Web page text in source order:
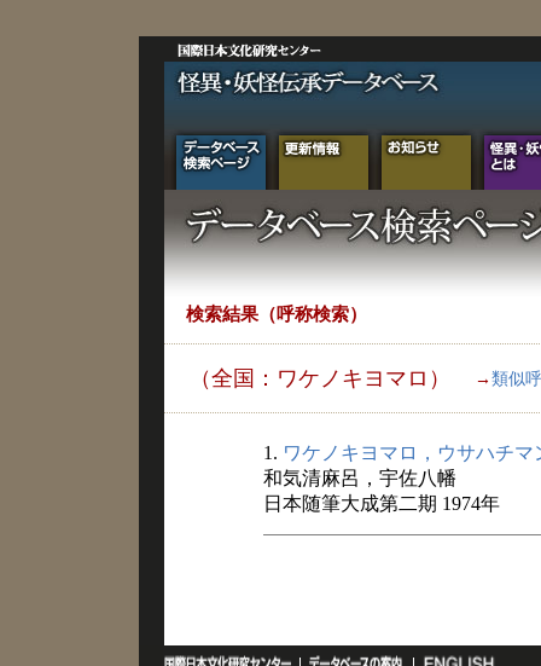
検索結果（呼称検索）
（全国：ワケノキヨマロ） → 類似
1. ワケノキヨマロ，ウサハチマ
和気清麻呂，宇佐八幡
日本随筆大成第二期 1974年